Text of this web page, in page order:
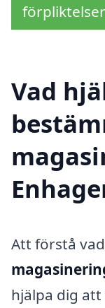
förpliktelser
Vad
Att förstå
hjälpa dig